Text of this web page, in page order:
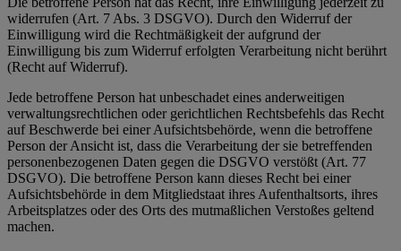
widerrufen (Art. 7 Abs. 3 DSGVO). Durch den Widerruf der
Einwilligung wird die Rechtmäßigkeit der aufgrund der
Einwilligung bis zum Widerruf erfolgten Verarbeitung nicht berührt
(Recht auf Widerruf).
Jede betroffene Person hat unbeschadet eines anderweitigen
verwaltungsrechtlichen oder gerichtlichen Rechtsbefehls das Recht
auf Beschwerde bei einer Aufsichtsbehörde, wenn die betroffene
Person der Ansicht ist, dass die Verarbeitung der sie betreffenden
personenbezogenen Daten gegen die DSGVO verstößt (Art. 77
DSGVO). Die betroffene Person kann dieses Recht bei einer
Aufsichtsbehörde in dem Mitgliedstaat ihres Aufenthaltsorts, ihres
Arbeitsplatzes oder des Orts des mutmaßlichen Verstoßes geltend
machen.